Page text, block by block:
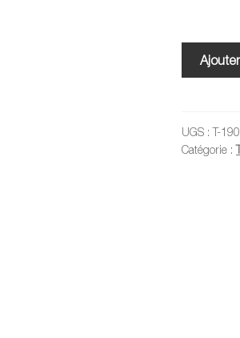
quantité
UGS :T-
Catégorie :